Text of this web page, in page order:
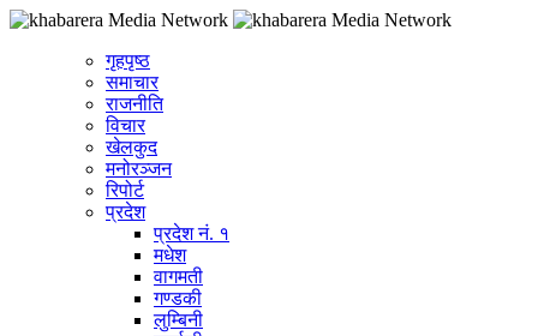
गृहपृष्ठ
समाचार
राजनीति
विचार
खेलकुद
मनोरञ्जन
रिपोर्ट
प्रदेश
प्रदेश नं. १
मधेश
वागमती
गण्डकी
लुम्बिनी